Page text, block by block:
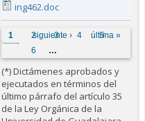
ing462.doc
Páginas
1 2 3 4
5
6
…
siguiente › última »
(*) Dictámenes aprobados y
ejecutados en términos del
último párrafo del artículo 35
de la Ley Orgánica de la